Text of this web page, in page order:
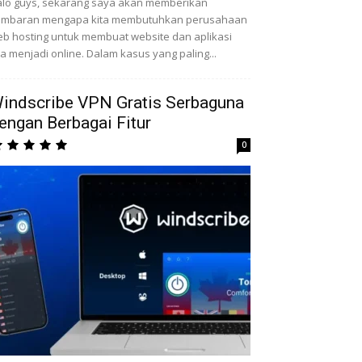
mengapa kita membutuhkan perusahaan
hosting untuk membuat website dan aplikasi
menjadi online. Dalam kasus yang paling...
VPN Gratis Serbaguna
Berbagai Fitur
0